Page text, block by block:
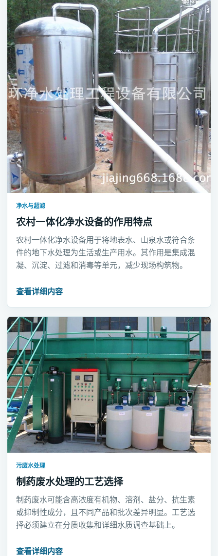
净水与超滤
农村一体化净水设备的作用特点
农村一体化净水设备用于将地表水、山泉水或符合条
件的地下水处理为生活或生产用水。其作用是集成混
凝、沉淀、过滤和消毒等单元，减少现场构筑物。
查看详细内容
污废水处理
制药废水处理的工艺选择
制药废水可能含高浓度有机物、溶剂、盐分、抗生素
或抑制性成分，且不同产品和批次差异明显。工艺选
择必须建立在分质收集和详细水质调查基础上。
查看详细内容